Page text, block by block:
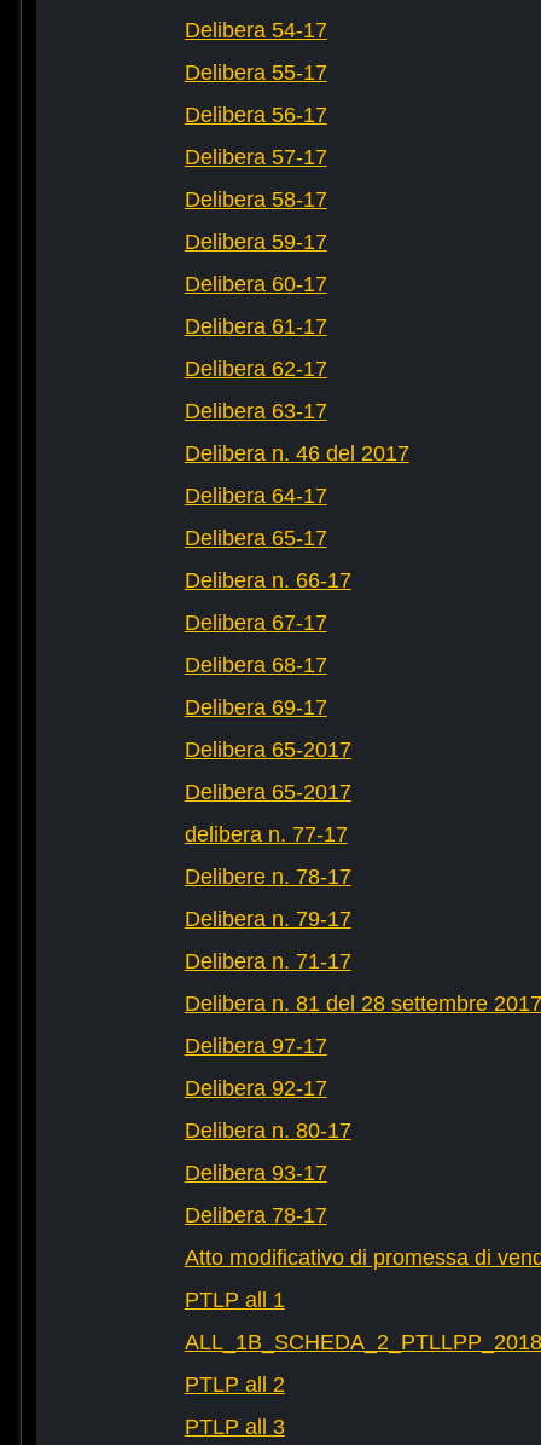
Delibera 54-17
Delibera 55-17
Delibera 56-17
Delibera 57-17
Delibera 58-17
Delibera 59-17
Delibera 60-17
Delibera 61-17
Delibera 62-17
Delibera 63-17
Delibera n. 46 del 2017
Delibera 64-17
Delibera 65-17
Delibera n. 66-17
Delibera 67-17
Delibera 68-17
Delibera 69-17
Delibera 65-2017
Delibera 65-2017
delibera n. 77-17
Delibere n. 78-17
Delibera n. 79-17
Delibera n. 71-17
Delibera n. 81 del 28 settembre 2017
Delibera 97-17
Delibera 92-17
Delibera n. 80-17
Delibera 93-17
Delibera 78-17
Atto modificativo di promessa di
PTLP all 1
PTLP all 2
PTLP all 3